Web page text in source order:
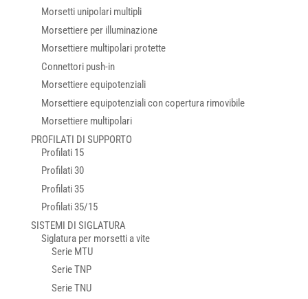
Morsetti unipolari multipli
Morsettiere per illuminazione
Morsettiere multipolari protette
Connettori push-in
Morsettiere equipotenziali
Morsettiere equipotenziali con copertura rimovibile
Morsettiere multipolari
PROFILATI DI SUPPORTO
Profilati 15
Profilati 30
Profilati 35
Profilati 35/15
SISTEMI DI SIGLATURA
Siglatura per morsetti a vite
Serie MTU
Serie TNP
Serie TNU